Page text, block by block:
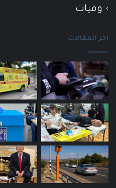
وفيات
اخر المقالات